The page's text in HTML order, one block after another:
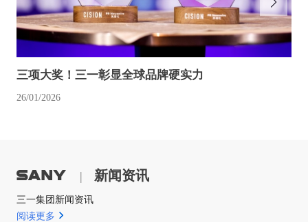
三项大奖！三一彰显全球品牌硬实力
26/01/2026
| 新闻资讯
三一集团新闻资讯
阅读更多